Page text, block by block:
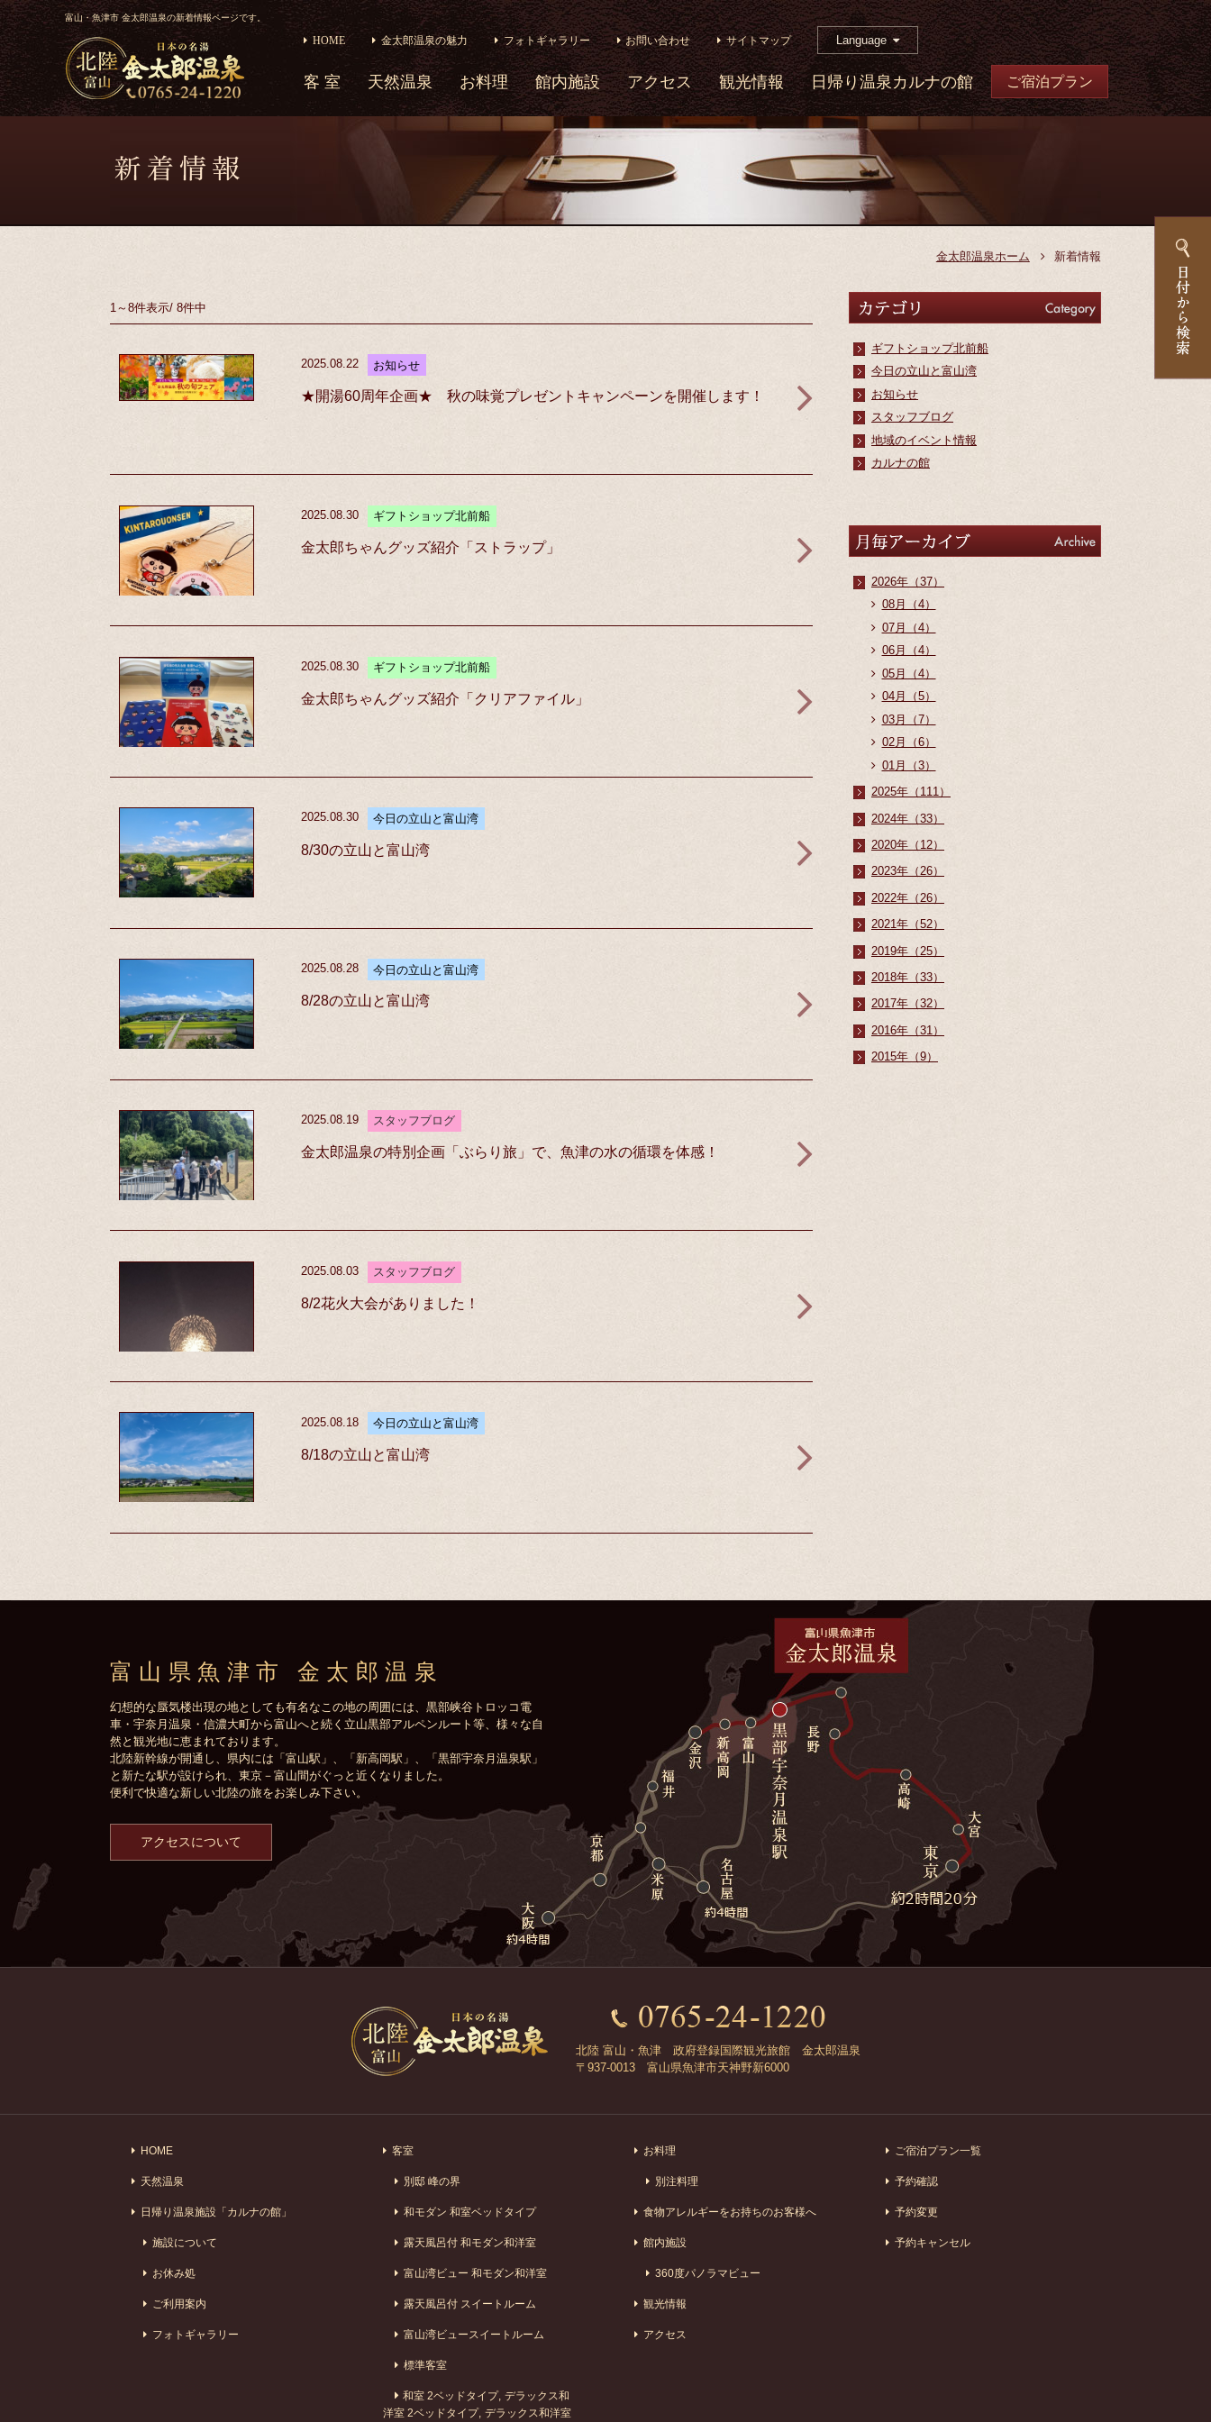
富山・魚津市 金太郎温泉の新着情報ページです。
HOME 金太郎温泉の魅力 フォトギャラリー お問い合わせ サイトマップ Language
客 室 天然温泉 お料理 館内施設 アクセス 観光情報 日帰り温泉カルナの館 ご宿泊プラン
金太郎温泉ホーム 新着情報
1～8件表示/ 8件中
2025.08.22 お知らせ
★開湯60周年企画★ 秋の味覚プレゼントキャンペーンを開催します！
2025.08.30 ギフトショップ北前船
金太郎ちゃんグッズ紹介「ストラップ」
2025.08.30 ギフトショップ北前船
金太郎ちゃんグッズ紹介「クリアファイル」
2025.08.30 今日の立山と富山湾
8/30の立山と富山湾
2025.08.28 今日の立山と富山湾
8/28の立山と富山湾
2025.08.19 スタッフブログ
金太郎温泉の特別企画「ぶらり旅」で、魚津の水の循環を体感！
2025.08.03 スタッフブログ
8/2花火大会がありました！
2025.08.18 今日の立山と富山湾
8/18の立山と富山湾
ギフトショップ北前船
今日の立山と富山湾
お知らせ
スタッフブログ
地域のイベント情報
カルナの館
2026年（37）
08月（4）
07月（4）
06月（4）
05月（4）
04月（5）
03月（7）
02月（6）
01月（3）
2025年（111）
2024年（33）
2020年（12）
2023年（26）
2022年（26）
2021年（52）
2019年（25）
2018年（33）
2017年（32）
2016年（31）
2015年（9）
富山県魚津市 金太郎温泉
幻想的な蜃気楼出現の地としても有名なこの地の周囲には、黒部峡谷トロッコ電
車・宇奈月温泉・信濃大町から富山へと続く立山黒部アルペンルート等、様々な自
然と観光地に恵まれております。
北陸新幹線が開通し、県内には「富山駅」、「新高岡駅」、「黒部宇奈月温泉駅」
と新たな駅が設けられ、東京－富山間がぐっと近くなりました。
便利で快適な新しい北陸の旅をお楽しみ下さい。
アクセスについて
北陸 富山・魚津 政府登録国際観光旅館 金太郎温泉
〒937-0013 富山県魚津市天神野新6000
HOME
天然温泉
日帰り温泉施設「カルナの館」
施設について
お休み処
ご利用案内
フォトギャラリー
客室
別邸 峰の界
和モダン 和室ベッドタイプ
露天風呂付 和モダン和洋室
富山湾ビュー 和モダン和洋室
露天風呂付 スイートルーム
富山湾ビュースイートルーム
標準客室
和室 2ベッドタイプ デラックス和
洋室 2ベッドタイプ デラックス和洋室
お料理
別注料理
食物アレルギーをお持ちのお客様へ
館内施設
360度パノラマビュー
観光情報
アクセス
ご宿泊プラン一覧
予約確認
予約変更
予約キャンセル